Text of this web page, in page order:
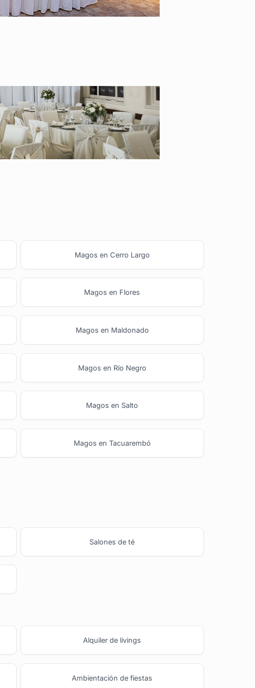
Magos en Cerro Largo
Magos en Flores
Magos en Maldonado
Magos en Río Negro
Magos en Salto
Magos en Tacuarembó
Salones de té
Alquiler de livings
Ambientación de fiestas